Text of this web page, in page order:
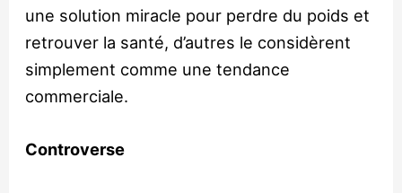
une solution miracle pour perdre du poids et
retrouver la santé, d’autres le considèrent
simplement comme une tendance
commerciale.
Controverse